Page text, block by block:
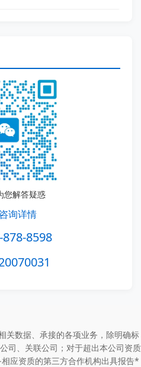
您解答疑惑
询详情
8598
关数据、承接的各项业务，除明确标
司、关联公司；对于超出本公司资质
应资质的第三方合作机构出具报告*